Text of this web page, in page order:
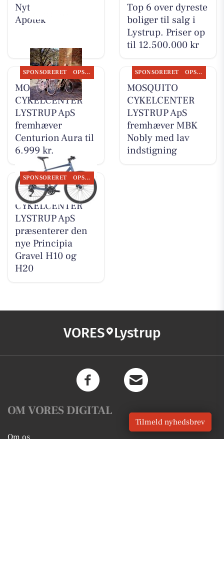
Nyt fra Lystrup
Apotek
Top 6 over dyreste
boliger til salg i
Lystrup. Priser op
til 12.500.000 kr
SPONSORERET OPSLAGSTAVLEN
MOSQUITO
CYKELCENTER
LYSTRUP ApS
fremhæver
Centurion Aura til
6.999 kr.
SPONSORERET OPSLAGSTAVLEN
MOSQUITO
CYKELCENTER
LYSTRUP ApS
fremhæver MBK
Nobly med lav
indstigning
SPONSORERET OPSLAGSTAVLEN
MOSQUITO
CYKELCENTER
LYSTRUP ApS
præsenterer den
nye Principia
Gravel H10 og
H20
VORES Lystrup
OM VORES DIGITAL
Om os
Tilmeld nyhedsbrev